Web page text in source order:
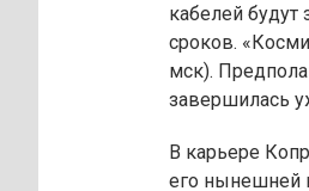
кабелей
сроков.
мск).
завершилась
В карьере
его нынешней